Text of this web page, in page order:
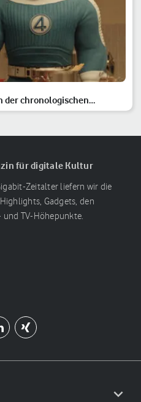
der chronologischen
für digitale Kultur
Zeitalter liefern wir die
Gadgets, den
und TV-Höhepunkte.